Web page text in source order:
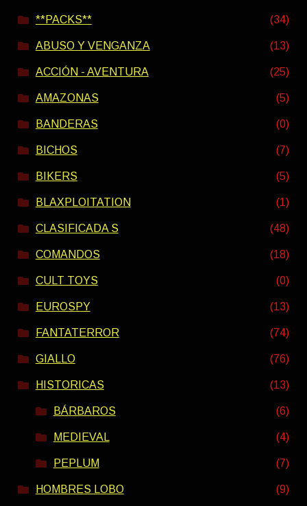
**PACKS** (34)
ABUSO Y VENGANZA (13)
ACCIÓN - AVENTURA (25)
AMAZONAS (5)
BANDERAS (0)
BICHOS (7)
BIKERS (5)
BLAXPLOITATION (1)
CLASIFICADA S (48)
COMANDOS (18)
CULT TOYS (0)
EUROSPY (13)
FANTATERROR (74)
GIALLO (76)
HISTORICAS (13)
BÁRBAROS (6)
MEDIEVAL (4)
PEPLUM (7)
HOMBRES LOBO (9)